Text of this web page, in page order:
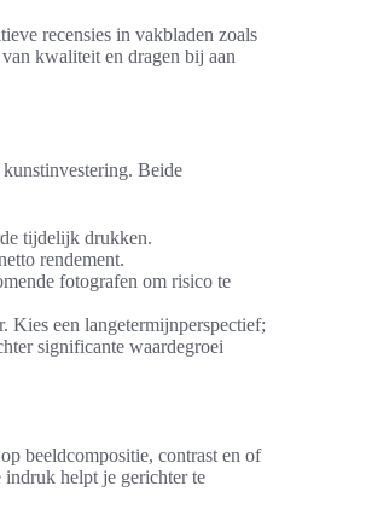
recensies in vakbladen zoals
kwaliteit en dragen bij aan
Beide
tijdelijk drukken.
rendement.
fotografen om risico te
Kies een langetermijnperspectief;
significante waardegroei
beeldcompositie, contrast en of
indruk helpt je gerichter te